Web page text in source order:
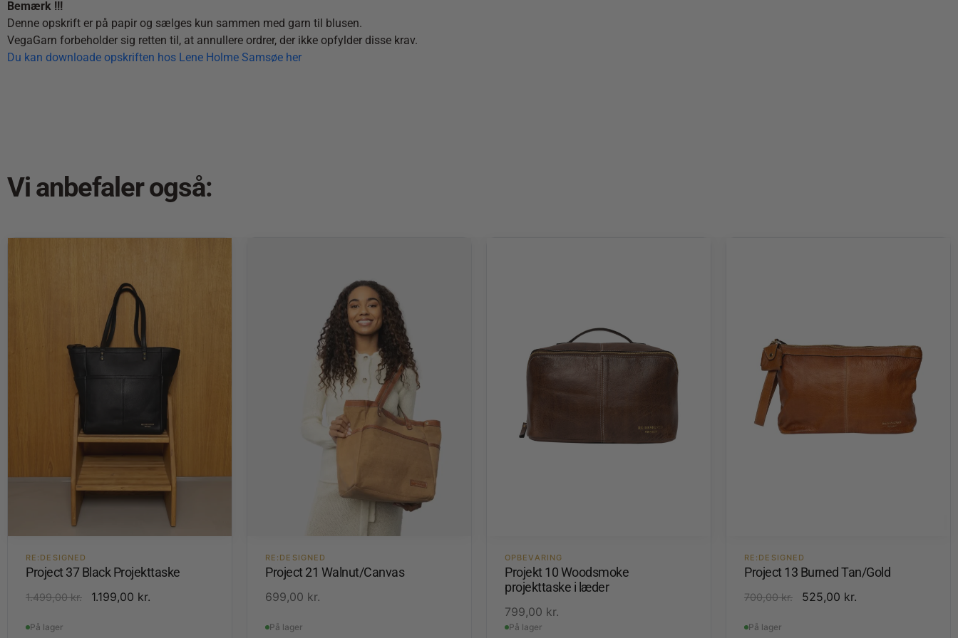
Bemærk !!!
Denne opskrift er på papir og sælges kun sammen med garn til blusen.
VegaGarn forbeholder sig retten til, at annullere ordrer, der ikke opfylder disse krav.
Du kan downloade opskriften hos Lene Holme Samsøe her
Vi anbefaler også:
RE:DESIGNED
Project 37 Black Projekttaske
1.499,00kr. 1.199,00 kr.
På lager
RE:DESIGNED
Project 21 Walnut/Canvas
699,00 kr.
På lager
OPBEVARING
Projekt 10 Woodsmoke
projekttaske i læder
799,00 kr.
På lager
RE:DESIGNED
Project 13 Burned Tan/Gold
700,00kr. 525,00 kr.
På lager